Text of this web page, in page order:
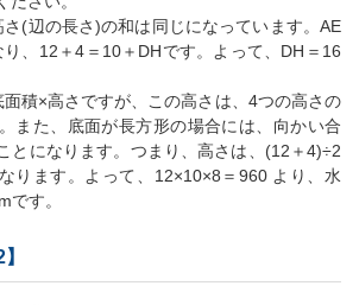
(辺の長さ)の和は同じになっています。AE
り、12＋4＝10＋DHです。よって、DH＝16
積×高さですが、この高さは、4つの高さの
また、底面が長方形の場合には、向かい合
とになります。つまり、高さは、(12＋4)÷2
ります。よって、12×10×8＝960 より、水
です。